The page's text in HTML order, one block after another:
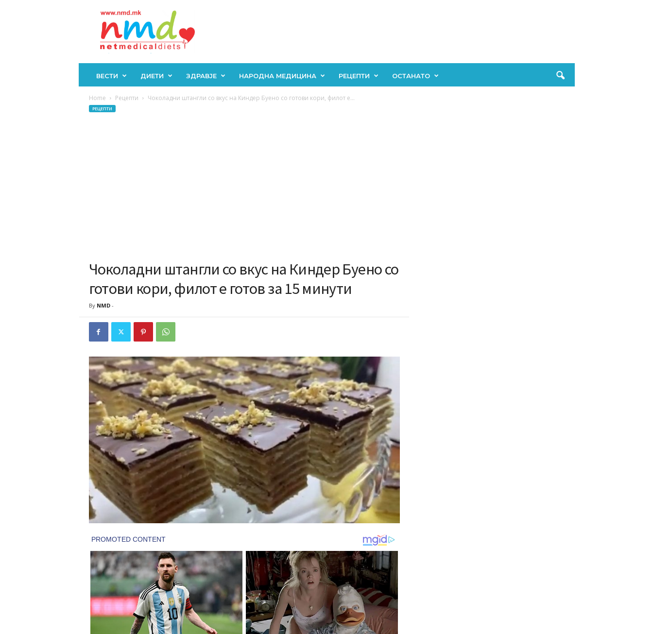
ВЕСТИ ДИЕТИ ЗДРАВЈЕ НАРОДНА МЕДИЦИНА РЕЦЕПТИ ОСТАНАТО
Home Рецепти Чоколадни штангли со вкус на Киндер Буено со готови кори, филот е...
РЕЦЕПТИ
Чоколадни штангли со вкус на Киндер Буено со
готови кори, филот е готов за 15 минути
By NMD-